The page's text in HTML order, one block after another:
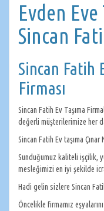
Evden Eve
Sincan
Sincan Fatih
Firması
Sincan Fatih Ev Taşıma
değerli müşterilerimize her
Sincan Fatih Ev taşıma
Sunduğumuz kaliteli işçilik,
mesleğimizi en iyi şekilde
Hadi gelin sizlere Sincan
Öncelikle firmamız